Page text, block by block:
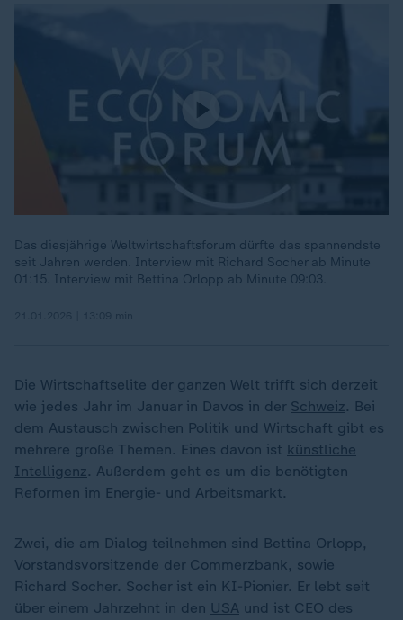
Das diesjährige Weltwirtschaftsforum dürfte das spannendste
seit Jahren werden. Interview mit Richard Socher ab Minute
01:15. Interview mit Bettina Orlopp ab Minute 09:03.
Die Wirtschaftselite der ganzen Welt trifft sich derzeit
wie jedes Jahr im Januar in Davos in der Schweiz. Bei
dem Austausch zwischen Politik und Wirtschaft gibt es
mehrere große Themen. Eines davon ist künstliche
Intelligenz. Außerdem geht es um die benötigten
Reformen im Energie- und Arbeitsmarkt.
Zwei, die am Dialog teilnehmen sind Bettina Orlopp,
Vorstandsvorsitzende der Commerzbank, sowie
Richard Socher. Socher ist ein KI-Pionier. Er lebt seit
über einem Jahrzehnt in den USA und ist CEO des